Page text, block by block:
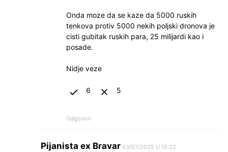
Onda moze da se kaze da 5000 ruskih
tenkova protiv 5000 nekih poljski dronova je
cisti gubitak ruskih para, 25 milijardi kao i
posade.
Nidje veze
6 5
Odgovori
Pijanista ex Bravar 03/07/2025 U 15:22